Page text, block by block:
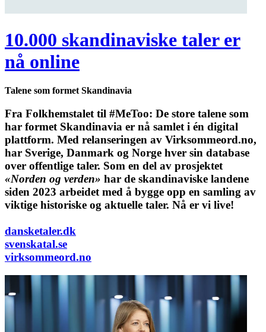
10.000 skandinaviske taler er
nå online
Talene som formet Skandinavia
Fra Folkhemstalet til #MeToo: De store talene som
har formet Skandinavia er nå samlet i én digital
plattform. Med relanseringen av Virksommeord.no,
har Sverige, Danmark og Norge hver sin database
over offentlige taler. Som en del av prosjektet
«Norden og verden» har de skandinaviske landene
siden 2023 arbeidet med å bygge opp en samling av
viktige historiske og aktuelle taler. Nå er vi live!
dansketaler.dk
svenskatal.se
virksommeord.no